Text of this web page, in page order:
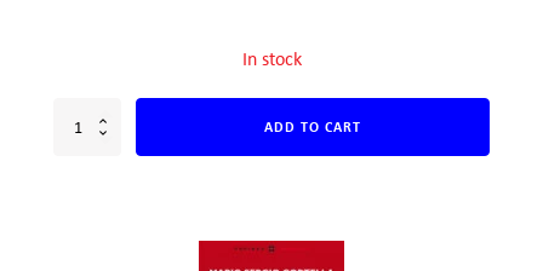
In stock
ADD TO CART